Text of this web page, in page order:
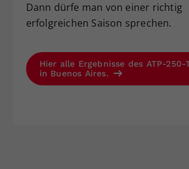
Dann dürfe man von einer richtig
erfolgreichen Saison sprechen.
Hier alle Ergebnisse des ATP-250-
in Buenos Aires.